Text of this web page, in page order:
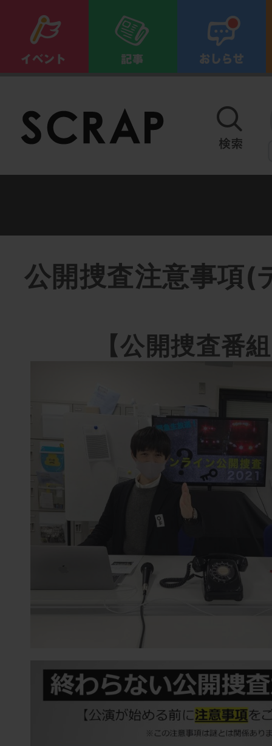
公開捜査注意事項(
【公開捜査番